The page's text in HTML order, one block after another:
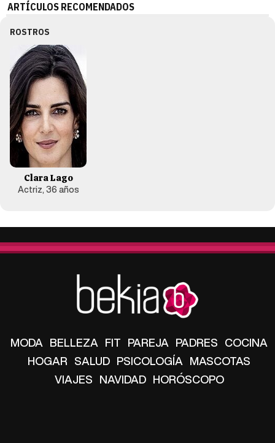
ARTÍCULOS RECOMENDADOS
ROSTROS
Clara Lago
Actriz, 36 años
MODA BELLEZA FIT PAREJA PADRES COCINA
HOGAR SALUD PSICOLOGÍA MASCOTAS
VIAJES NAVIDAD HORÓSCOPO